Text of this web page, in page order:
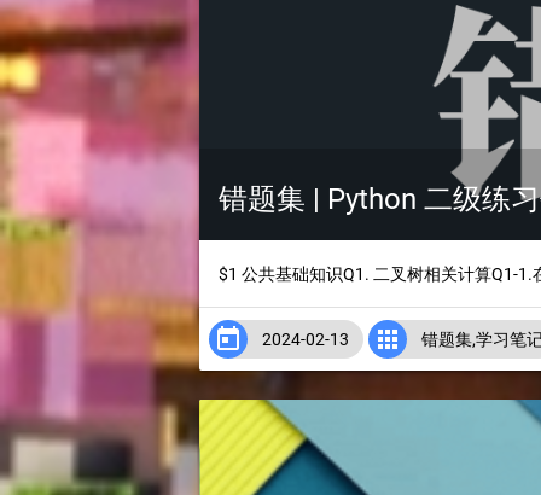
错题集 | Python 二级练
$1 公共基础知识Q1. 二叉树相关计算
 2024-02-13  错题集,学习笔